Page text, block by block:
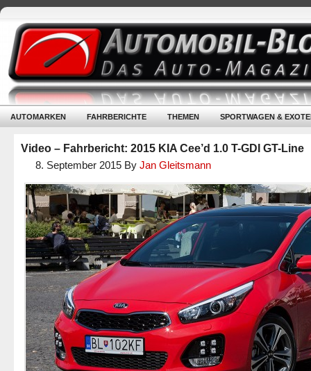
AUTOMARKEN FAHRBERICHTE THEMEN SPORTWAGEN &
Video – Fahrbericht: 2015 KIA Cee’d 1.0 T-GDI GT-Line
8. September 2015 By Jan Gleitsmann